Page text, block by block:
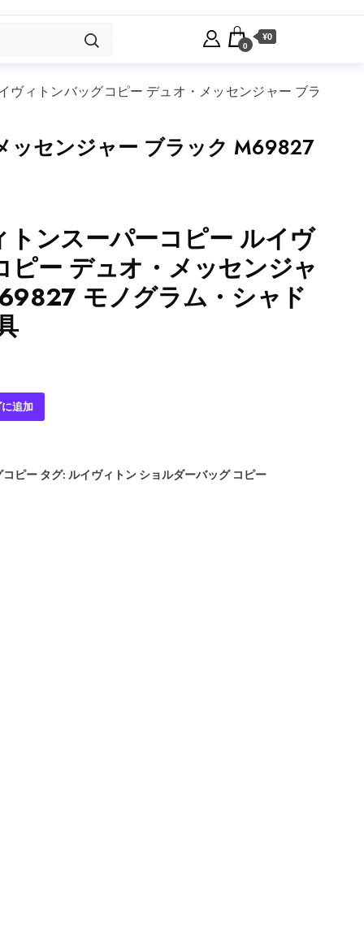
0
¥0
ヴィトンバッグコピー デュオ・メッセンジャー ブラ
ッセンジャー ブラック M69827
トンスーパーコピー ルイヴ
ピー デュオ・メッセンジャ
モノグラム・シャド
追加
コピー タグ: ルイヴィトン ショルダーバッグ コピー